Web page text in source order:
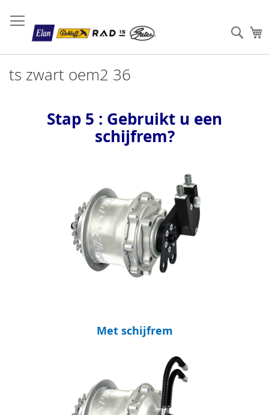
ts zwart oem2 36
Stap 5 : Gebruikt u een
schijfrem?
Met schijfrem